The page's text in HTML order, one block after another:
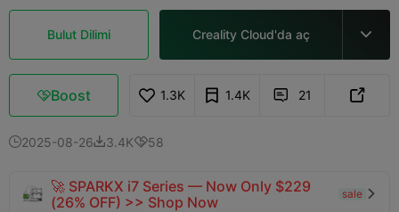
Bulut Dilimi Creality Cloud'da aç 
Boost 1.3K 1.4K  21 
2025-08-263.4K58
🚀 SPARKX i7 Series — Now Only $229
(26% OFF) >> Shop Now
sale 